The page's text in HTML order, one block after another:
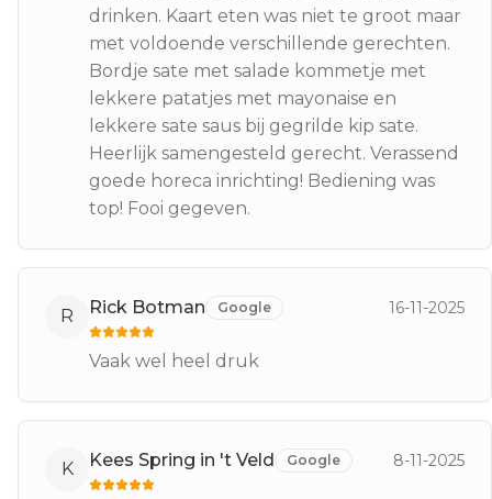
drinken. Kaart eten was niet te groot maar
met voldoende verschillende gerechten.
Bordje sate met salade kommetje met
lekkere patatjes met mayonaise en
lekkere sate saus bij gegrilde kip sate.
Heerlijk samengesteld gerecht. Verassend
goede horeca inrichting! Bediening was
top! Fooi gegeven.
R Rick Botman Google 16-11-2025
Vaak wel heel druk
K Kees Spring in 't Veld Google 8-11-2025